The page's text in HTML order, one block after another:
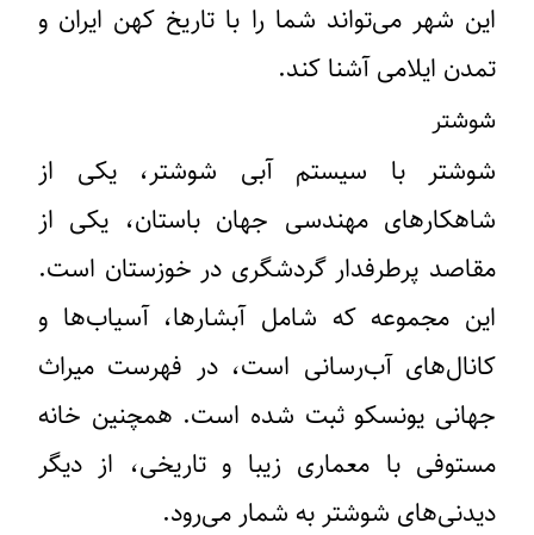
این شهر می‌تواند شما را با تاریخ کهن ایران و
تمدن ایلامی آشنا کند.
شوشتر
شوشتر با سیستم آبی شوشتر، یکی از
شاهکارهای مهندسی جهان باستان، یکی از
مقاصد پرطرفدار گردشگری در خوزستان است.
این مجموعه که شامل آبشارها، آسیاب‌ها و
کانال‌های آب‌رسانی است، در فهرست میراث
جهانی یونسکو ثبت شده است. همچنین خانه
مستوفی با معماری زیبا و تاریخی، از دیگر
دیدنی‌های شوشتر به شمار می‌رود.